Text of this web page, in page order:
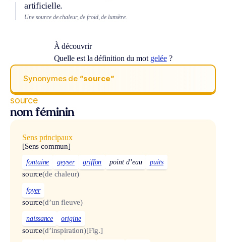
artificielle.
Une source de chaleur, de froid, de lumière.
À découvrir
Quelle est la définition du mot gelée?
Synonymes de “source“
source
nom féminin
Sens principaux
[Sens commun]
fontaine geyser griffon point d’eau puits
source(de chaleur)
foyer
source(d’un fleuve)
naissance origine
source(d’inspiration)[Fig.]